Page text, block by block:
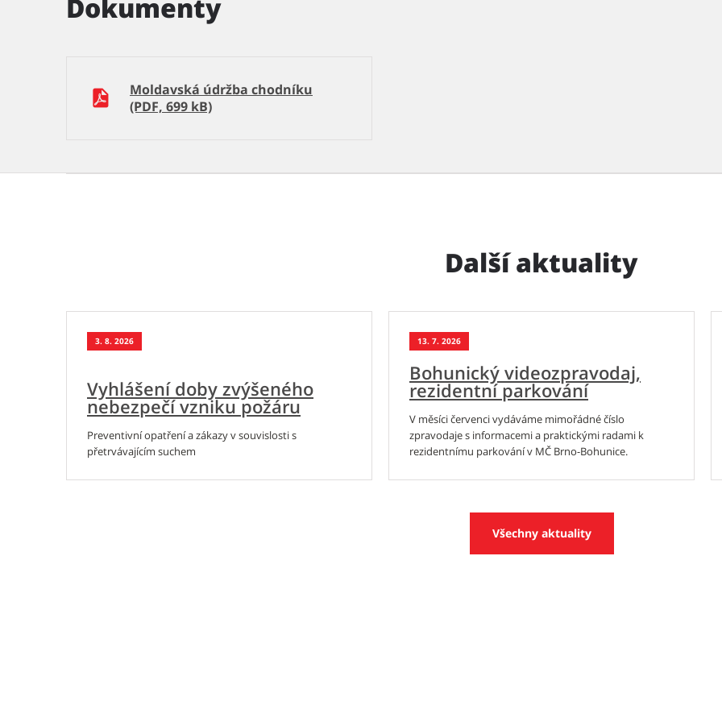
Dokumenty
Moldavská údržba chodníku
(PDF, 699 kB)
Další aktuality
3. 8. 2026
Vyhlášení doby zvýšeného
nebezpečí vzniku požáru
Preventivní opatření a zákazy v souvislosti s
přetrvávajícím suchem
13. 7. 2026
Bohunický videozpravodaj,
rezidentní parkování
V měsíci červenci vydáváme mimořádné číslo
zpravodaje s informacemi a praktickými radami k
rezidentnímu parkování v MČ Brno-Bohunice.
Všechny aktuality